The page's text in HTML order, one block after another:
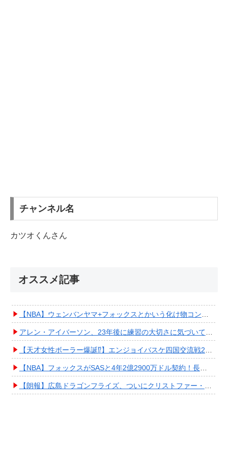
チャンネル名
カツオくんさん
オススメ記事
【NBA】ウェンバンヤマ+フォックスとかいう化け物コンビが爆誕してしまうwwwwwwwwww
アレン・アイバーソン、23年後に練習の大切さに気づいてしまうwwwwwwwwwwww
【天才女性ボーラー爆誕⁉︎】エンジョイバスケ四国交流戦2025 in 香川③ #エアボーズ #427
【NBA】フォックスがSASと4年2億2900万ドル契約！長期確保しPO進出へ期待高まる
【朗報】広島ドラゴンフライズ、ついにクリストファー・スミス獲得キタ━━━━(ﾟ∀ﾟ)━━━━!!